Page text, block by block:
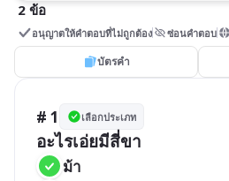
2 ข้อ
อนุญาตให้คำตอบที่ไม่ถูกต้อง ซ่อนคำตอบ
บัตรคำ
# 1 เลือกประเภท
อะไรเอ่ยมีสี่ขา
ม้า